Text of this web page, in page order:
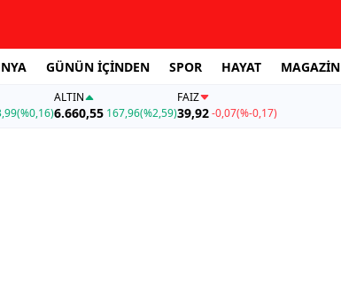
GÜNÜN İÇİNDEN SPOR HAYAT MAGAZİN
(%0,16)
ALTIN
6.660,55 167,96(%2,59)
FAİZ
39,92-0,07(%-0,17)